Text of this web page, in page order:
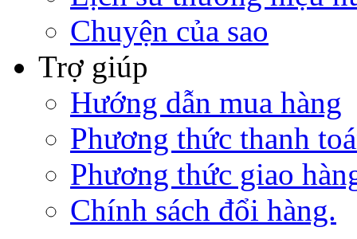
Chuyện của sao
Trợ giúp
Hướng dẫn mua hàng
Phương thức thanh
Phương thức giao
Chính sách đổi hàng.